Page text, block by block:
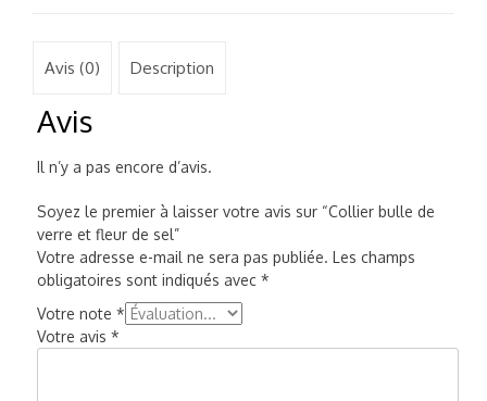
Avis (0) Description
Avis
Il n’y a pas encore d’avis.
Soyez le premier à laisser votre avis sur “Collier bulle de
verre et fleur de sel”
Votre adresse e-mail ne sera pas publiée. Les champs
obligatoires sont indiqués avec *
Votre note *
Votre avis *